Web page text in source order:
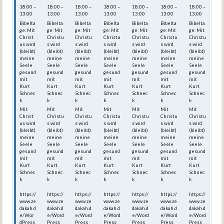
18:00 –
13:00
Bibelta
ge: Mit
Christ
us wird
(bleibt)
meine
Seele
gesund
mit
Kurt
Schnec
k
Mit
Christ
us wird
(bleibt)
meine
Seele
gesund
mit
Kurt
Schnec
k
https://
www.ze
dakah.d
e/Wor
dPress
18:00 –
13:00
Bibelta
ge: Mit
Christu
s wird
(bleibt)
meine
Seele
gesund
mit
Kurt
Schnec
k
Mit
Christu
s wird
(bleibt)
meine
Seele
gesund
mit
Kurt
Schnec
k
https://
www.ze
dakah.d
e/Word
Press_
18:00 –
13:00
Bibelta
ge: Mit
Christu
s wird
(bleibt)
meine
Seele
gesund
mit
Kurt
Schnec
k
Mit
Christu
s wird
(bleibt)
meine
Seele
gesund
mit
Kurt
Schnec
k
https://
www.ze
dakah.d
e/Word
Press_
18:00 –
13:00
Bibelta
ge: Mit
Christu
s wird
(bleibt)
meine
Seele
gesund
mit
Kurt
Schnec
k
Mit
Christu
s wird
(bleibt)
meine
Seele
gesund
mit
Kurt
Schnec
k
https://
www.ze
dakah.d
e/Word
Press_
18:00 –
13:00
Bibelta
ge: Mit
Christu
s wird
(bleibt)
meine
Seele
gesund
mit
Kurt
Schnec
k
Mit
Christu
s wird
(bleibt)
meine
Seele
gesund
mit
Kurt
Schnec
k
https://
www.ze
dakah.d
e/Word
Press_
18:00 –
13:00
Bibelta
ge: Mit
Christu
s wird
(bleibt)
meine
Seele
gesund
mit
Kurt
Schnec
k
Mit
Christu
s wird
(bleibt)
meine
Seele
gesund
mit
Kurt
Schnec
k
https://
www.ze
dakah.d
e/Word
Press_
18:00 –
13:00
Bibelta
ge: Mit
Christu
s wird
(bleibt)
meine
Seele
gesund
mit
Kurt
Schnec
k
Mit
Christu
s wird
(bleibt)
meine
Seele
gesund
mit
Kurt
Schnec
k
https://
www.ze
dakah.d
e/Word
Press_